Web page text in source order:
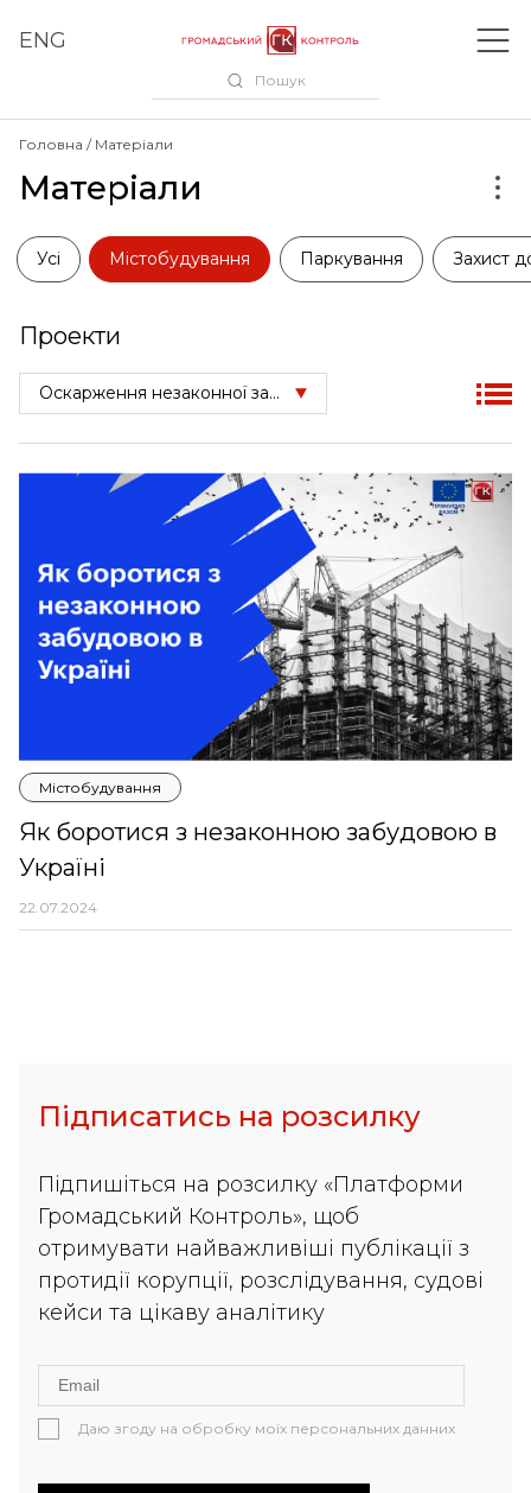
ENG
Пошук
Головна Матеріали
Матеріали
Усі Містобудування Паркування Захист
Проекти
Оскарження незаконної забудови
Містобудування
Як боротися з незаконною забудовою в
Україні
22.07.2024
Підписатись на розсилку
Підпишіться на розсилку «Платформи
Громадський Контроль», щоб
отримувати найважливіші публікації з
протидії корупції, розслідування, судові
кейси та цікаву аналітику
Даю згоду на обробку моїх персональних данних